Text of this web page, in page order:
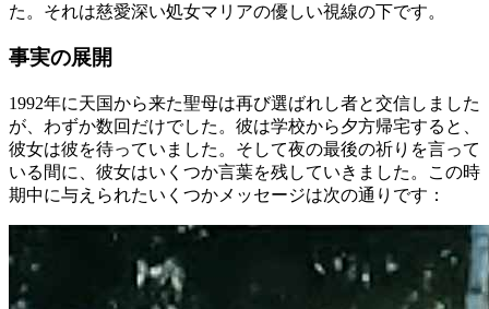
た。それは慈愛深い処女マリアの優しい視線の下です。
事実の展開
1992年に天国から来た聖母は再び選ばれし者と交信しました
が、わずか数回だけでした。彼は学校から夕方帰宅すると、
彼女は彼を待っていました。そして夜の最後の祈りを言って
いる間に、彼女はいくつか言葉を残していきました。この時
期中に与えられたいくつかメッセージは次の通りです：